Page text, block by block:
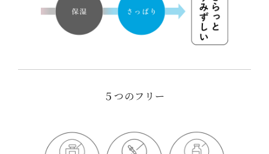
５つのフリー